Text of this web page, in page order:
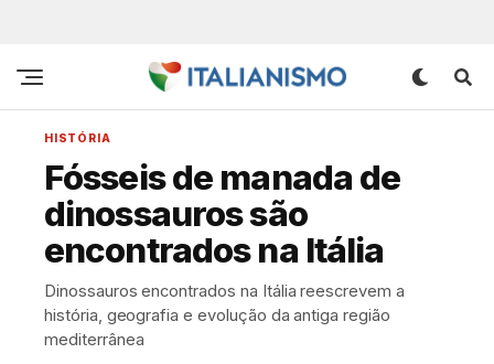
HISTÓRIA
Fósseis de manada de
dinossauros são
encontrados na Itália
Dinossauros encontrados na Itália reescrevem a
história, geografia e evolução da antiga região
mediterrânea